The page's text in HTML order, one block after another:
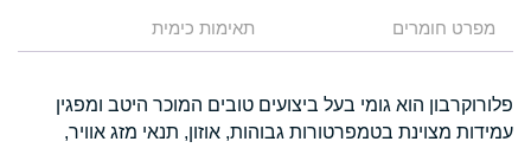
מפרט חומרים תאימות כימית
פלורוקרבון הוא גומי בעל ביצועים טובים המוכר היטב ומפגין
עמידות מצוינת בטמפרטורות גבוהות, אוזון, תנאי מזג אוויר,